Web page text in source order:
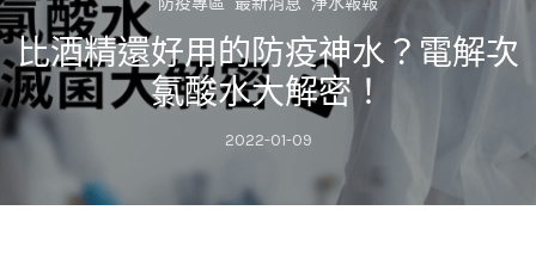
比酒精還好用的防疫神水？電解次
氯酸水大解密！
2022-01-09